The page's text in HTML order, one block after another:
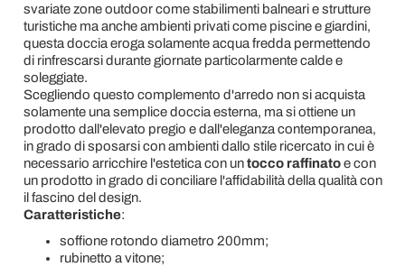
svariate zone outdoor come stabilimenti balneari e strutture
turistiche ma anche ambienti privati come piscine e giardini,
questa doccia eroga solamente acqua fredda permettendo
di rinfrescarsi durante giornate particolarmente calde e
soleggiate.
Scegliendo questo complemento d'arredo non si acquista
solamente una semplice doccia esterna, ma si ottiene un
prodotto dall'elevato pregio e dall'eleganza contemporanea,
in grado di sposarsi con ambienti dallo stile ricercato in cui è
necessario arricchire l'estetica con untocco raffinatoe con
un prodotto in grado di conciliare l'affidabilità della qualità con
il fascino del design.
Caratteristiche:
soffione rotondo diametro 200mm;
rubinetto a vitone;